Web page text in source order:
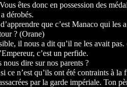
êtes donc en possession des
dérobés.
que c’est Manaco qui les
? (Orane)
il nous a dit qu’il ne les avait pas.
c’est un perfide.
dire sur nos parents ?
ce n’est qu’ils ont été contraints à
par la garde impériale. Ton